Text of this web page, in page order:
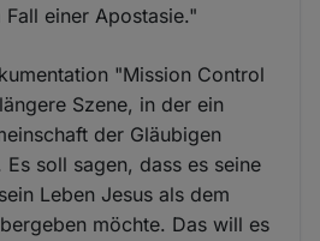
einer Apostasie."
"Mission Control
Szene, in der ein
der Gläubigen
soll sagen, dass es seine
Leben Jesus als dem
möchte. Das will es